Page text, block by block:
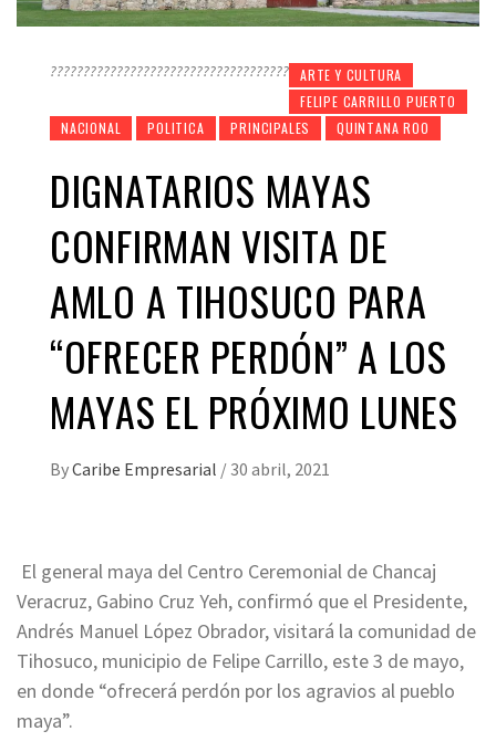
???????????????????????????????????? ARTE Y CULTURA
FELIPE CARRILLO PUERTO
NACIONAL
POLITICA PRINCIPALES QUINTANA ROO
DIGNATARIOS MAYAS
CONFIRMAN VISITA DE
AMLO A TIHOSUCO PARA
“OFRECER PERDÓN” A LOS
MAYAS EL PRÓXIMO LUNES
ByCaribe Empresarial / 30 abril, 2021
El general maya del Centro Ceremonial de Chancaj
Veracruz, Gabino Cruz Yeh, confirmó que el Presidente,
Andrés Manuel López Obrador, visitará la comunidad de
Tihosuco, municipio de Felipe Carrillo, este 3 de mayo,
en donde “ofrecerá perdón por los agravios al pueblo
maya”.